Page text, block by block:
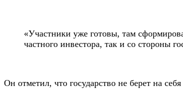
«Участники уже готовы, там
частного инвестора, так и со стороны
Он отметил, что государство не берет на